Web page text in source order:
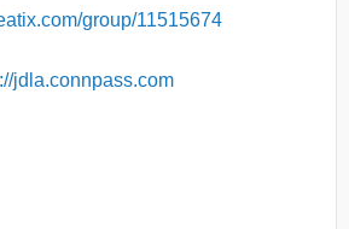
group/11515674
jdla.connpass.com